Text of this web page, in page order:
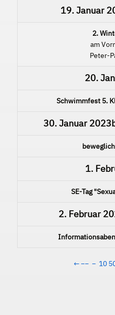
19. Januar
2.
am
Peter-
20.
Schwimmfest 5.
30. Januar 2023
1.
SE-Tag
2. Februar
← −− − 10